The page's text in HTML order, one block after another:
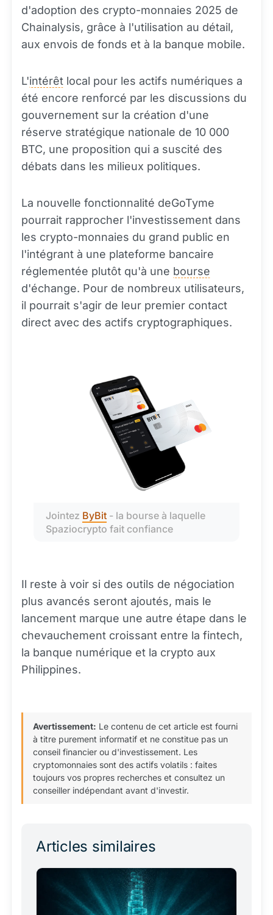
d'adoption des crypto-monnaies 2025 de
Chainalysis, grâce à l'utilisation au détail,
aux envois de fonds et à la banque mobile.
L'intérêt local pour les actifs numériques a
été encore renforcé par les discussions du
gouvernement sur la création d'une
réserve stratégique nationale de 10 000
BTC, une proposition qui a suscité des
débats dans les milieux politiques.
La nouvelle fonctionnalité deGoTyme
pourrait rapprocher l'investissement dans
les crypto-monnaies du grand public en
l'intégrant à une plateforme bancaire
réglementée plutôt qu'à une bourse
d'échange. Pour de nombreux utilisateurs,
il pourrait s'agir de leur premier contact
direct avec des actifs cryptographiques.
Jointez ByBit - la bourse à laquelle
Spaziocrypto fait confiance
Il reste à voir si des outils de négociation
plus avancés seront ajoutés, mais le
lancement marque une autre étape dans le
chevauchement croissant entre la fintech,
la banque numérique et la crypto aux
Philippines.
Avertissement: Le contenu de cet article est fourni
à titre purement informatif et ne constitue pas un
conseil financier ou d'investissement. Les
cryptomonnaies sont des actifs volatils : faites
toujours vos propres recherches et consultez un
conseiller indépendant avant d'investir.
Articles similaires